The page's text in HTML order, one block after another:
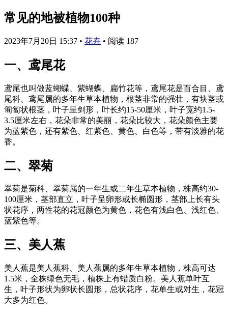
常见的地被植物100种
2023年7月20日 15:37 • 花卉 • 阅读 187
一、鸢尾花
鸢尾也叫做蓝蝴蝶、紫蝴蝶、扁竹花等，鸢尾花是百合目、鸢
尾科、鸢尾属的多年生草本植物，根茎非常的强壮，有块茎或
匍匐状根茎，叶子呈剑形，叶长约15-50厘米，叶子宽约1.5-
3.5厘米左右，花朵非常的美丽，花朵比较大，花朵颜色主要
为蓝紫色，还有紫色、红紫色、黄色、白色等，带有淡雅的花
香。
二、翠菊
翠菊是菊科、翠菊属的一年生或二年生草本植物，株高约30-
100厘米，茎部直立，叶子呈卵形或长椭圆形，茎部上长有头
状花序，两性花的花冠颜色为黄色，花色有浅白色、浅红色、
蓝紫色等。
三、美人蕉
美人蕉是美人蕉科、美人蕉属的多年生草本植物，株高可达
1.5米，全株绿色无毛，植株上有蜡质白粉。美人蕉单叶互
生，叶子形状为卵状长圆形，总状花序，花单生或对生，花冠
大多为红色。